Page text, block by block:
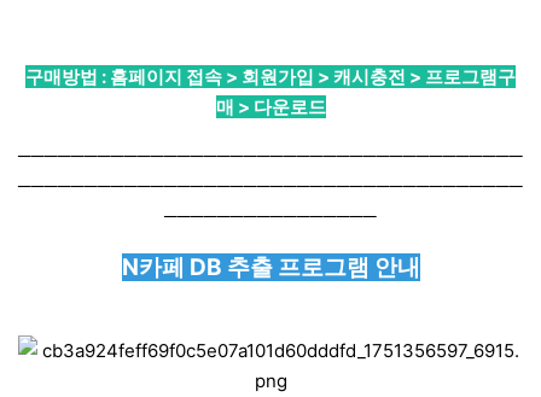
구매방법 : 홈페이지 접속 > 회원가입 > 캐시충전 > 프로그램구
매 > 다운로드
──────────────────────────────────────
──────────────────────────────────────
────────────────
N카페 DB 추출 프로그램 안내